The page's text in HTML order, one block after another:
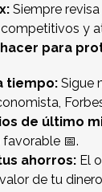
Siempre
y
hacer para
tiempo: Sigue
de último
📅.
ahorros: El
de tu